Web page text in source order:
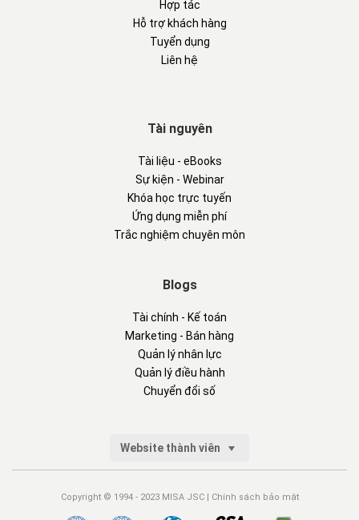
Hợp tác
Hỗ trợ khách hàng
Tuyển dụng
Liên hệ
Tài nguyên
Tài liệu - eBooks
Sự kiện - Webinar
Khóa học trực tuyến
Ứng dụng miễn phí
Trắc nghiệm chuyên môn
Blogs
Tài chính - Kế toán
Marketing - Bán hàng
Quản lý nhân lực
Quản lý điều hành
Chuyển đổi số
Website thành viên
Copyright © 1994 - 2023 MISA JSC | Chính sách bảo mật